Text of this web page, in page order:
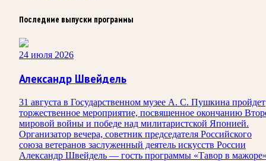
Последние выпуски программы
24 июля 2026
Александр Швейдель
31 августа в Государственном музее А. С. Пушкина пройдет
торжественное мероприятие, посвященное окончанию
мировой войны и победе над милитаристской Японией.
Организатор вечера, советник председателя Российского
союза ветеранов заслуженный деятель искусств России
Александр Швейдель — гость программы «Тавор в